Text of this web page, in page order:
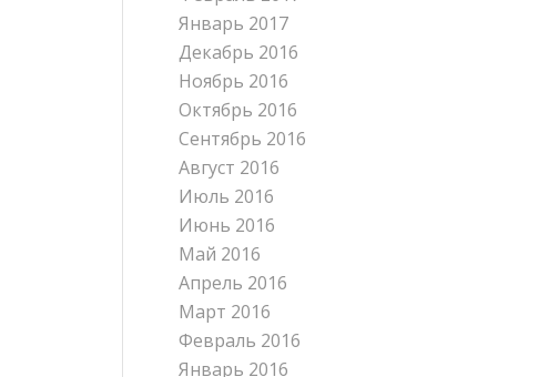
Январь 2017
Декабрь 2016
Ноябрь 2016
Октябрь 2016
Сентябрь 2016
Август 2016
Июль 2016
Июнь 2016
Май 2016
Апрель 2016
Март 2016
Февраль 2016
Январь 2016